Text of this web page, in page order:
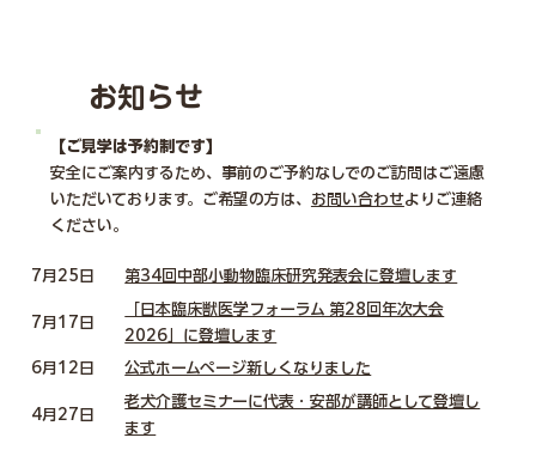
​お知らせ
【ご見学は予約制です】
安全にご案内するため、事前のご予約なしでのご訪問はご遠慮
いただいております。ご希望の方は、 お問い合わせよりご連絡
ください。
7月25日 第34回中部小動物臨床研究発表会に登壇します
7月17日
「日本臨床獣医学フォーラム 第28回年次大会
2026」に登壇します
6月12日 ​公式ホームページ新しくなりました
4月27日
老犬介護セミナーに代表・安部が講師として登壇し
ます